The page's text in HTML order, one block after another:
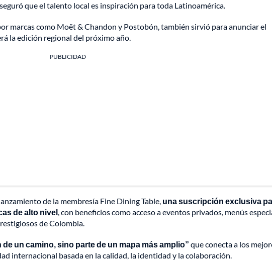
que el talento local es inspiración para toda Latinoamérica.
marcas como Moët & Chandon y Postobón, también sirvió para anunciar el
la edición regional del próximo año.
PUBLICIDAD
de la membresía Fine Dining Table, una suscripción exclusiva
de alto nivel, con beneficios como acceso a eventos privados, menús
de Colombia.
de un camino, sino parte de un mapa más amplio” que conecta a los
internacional basada en la calidad, la identidad y la colaboración.